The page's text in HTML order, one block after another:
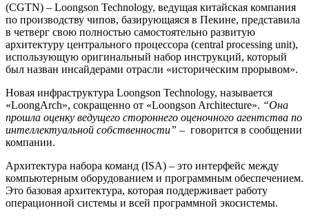
(CGTN) – Loongson Technology, ведущая китайская компания
по производству чипов, базирующаяся в Пекине, представила
в четверг свою полностью самостоятельно развитую
архитектуру центрального процессора (central processing unit),
использующую оригинальный набор инструкций, который
был назван инсайдерами отрасли «историческим прорывом».
Новая инфраструктура Loongson Technology, называется
«LoongArch», сокращенно от «Loongson Architecture». “Она
прошла оценку ведущего стороннего оценочного агентства по
интеллектуальной собственности” – говорится в сообщении
компании.
Архитектура набора команд (ISA) – это интерфейс между
компьютерным оборудованием и программным обеспечением.
Это базовая архитектура, которая поддерживает работу
операционной системы и всей программной экосистемы.